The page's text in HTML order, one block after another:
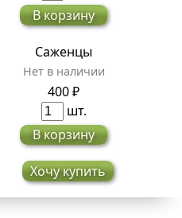
В корзину
Саженцы
Нет в наличии
400 ₽
шт.
В корзину
Хочу купить